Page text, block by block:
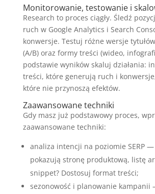
Monitorowanie, testowanie i
Research to proces ciągły. Śledź
ruch w Google Analytics i Search
konwersje. Testuj różne wersje
(A/B) oraz formy treści (wideo,
podstawie wyników skaluj działania:
treści, które generują ruch i
które nie przynoszą efektów.
Zaawansowane techniki
Gdy masz już podstawowy proces,
zaawansowane techniki:
analiza intencji na poziomie SERP
pokazują stronę produktową, listę
snippet? Dostosuj format treści;
sezonowość i planowanie kampanii